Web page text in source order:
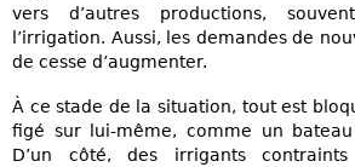
vers d’autres productions,
l’irrigation. Aussi, les demandes de
de cesse d’augmenter.
À ce stade de la situation, tout est
figé sur lui-même, comme un
D’un côté, des irrigants